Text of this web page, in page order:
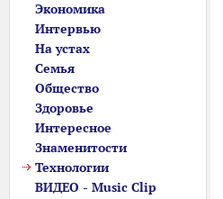
Экономика
Интервью
На устах
Семья
Общество
Здоровье
Интересное
Знаменитости
Технологии
ВИДЕО - Music Clip